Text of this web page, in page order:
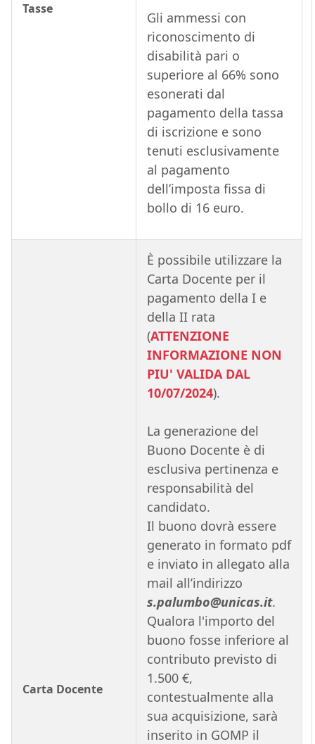
Tasse
Gli ammessi con
riconoscimento di
disabilità pari o
superiore al 66% sono
esonerati dal
pagamento della tassa
di iscrizione e sono
tenuti esclusivamente
al pagamento
dell’imposta fissa di
bollo di 16 euro.
Carta Docente
È possibile utilizzare la
Carta Docente per il
pagamento della I e
della II rata
(ATTENZIONE
INFORMAZIONE NON
PIU' VALIDA DAL
10/07/2024).
La generazione del
Buono Docente è di
esclusiva pertinenza e
responsabilità del
candidato.
Il buono dovrà essere
generato in formato pdf
e inviato in allegato alla
mail all’indirizzo
s.palumbo@unicas.it.
Qualora l'importo del
buono fosse inferiore al
contributo previsto di
1.500 €,
contestualmente alla
sua acquisizione, sarà
inserito in GOMP il